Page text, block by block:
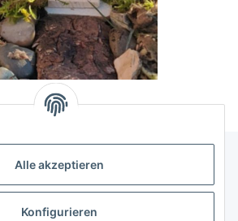
Alle akzeptieren
Konfigurieren